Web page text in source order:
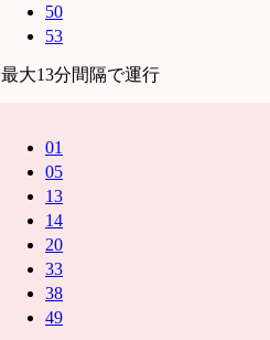
50
53
最大13分間隔で運行
01
05
13
14
20
33
38
49